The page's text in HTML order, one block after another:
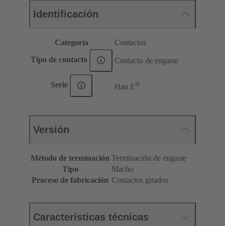
Identificación
Categoría Contactos
Tipo de contacto Contacto de engaste
Serie Han E®
Versión
Método de terminación Terminación de engaste
Tipo
Macho
Proceso de fabricación Contactos girados
Características técnicas